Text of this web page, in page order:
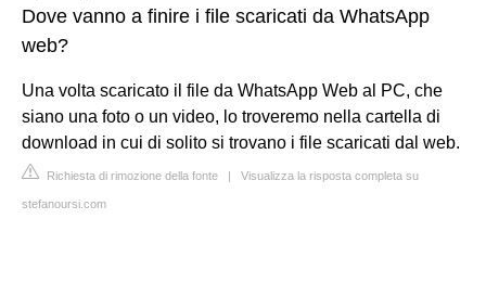
Dove vanno a finire i file scaricati da WhatsApp
web?
Una volta scaricato il file da WhatsApp Web al PC, che
siano una foto o un video, lo troveremo nella cartella di
download in cui di solito si trovano i file scaricati dal web.
Richiesta di rimozione della fonte | Visualizza la risposta completa su
stefanoursi.com